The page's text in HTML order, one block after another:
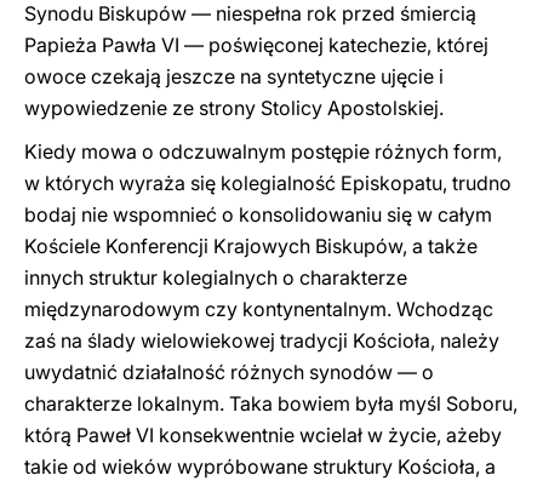
Synodu Biskupów — niespełna rok przed śmiercią
Papieża Pawła VI — poświęconej katechezie, której
owoce czekają jeszcze na syntetyczne ujęcie i
wypowiedzenie ze strony Stolicy Apostolskiej.
Kiedy mowa o odczuwalnym postępie różnych form,
w których wyraża się kolegialność Episkopatu, trudno
bodaj nie wspomnieć o konsolidowaniu się w całym
Kościele Konferencji Krajowych Biskupów, a także
innych struktur kolegialnych o charakterze
międzynarodowym czy kontynentalnym. Wchodząc
zaś na ślady wielowiekowej tradycji Kościoła, należy
uwydatnić działalność różnych synodów — o
charakterze lokalnym. Taka bowiem była myśl Soboru,
którą Paweł VI konsekwentnie wcielał w życie, ażeby
takie od wieków wypróbowane struktury Kościoła, a